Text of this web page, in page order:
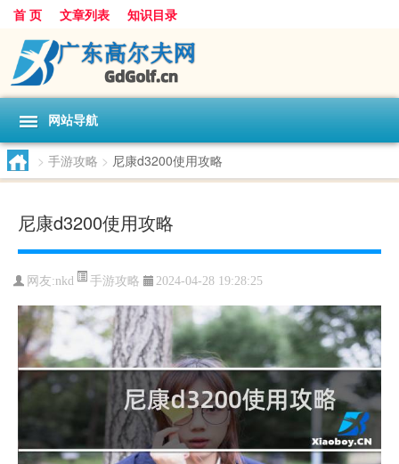
首 页 文章列表 知识目录
网站导航
> 手游攻略 > 尼康d3200使用攻略
尼康d3200使用攻略
网友:nkd 手游攻略 2024-04-28 19:28:25